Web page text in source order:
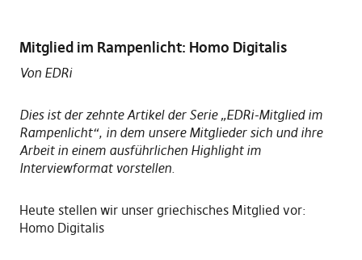
Mitglied im Rampenlicht: Homo Digitalis
Von EDRi
Dies ist der zehnte Artikel der Serie „EDRi-Mitglied im
Rampenlicht“, in dem unsere Mitglieder sich und ihre
Arbeit in einem ausführlichen Highlight im
Interviewformat vorstellen.
Heute stellen wir unser griechisches Mitglied vor:
Homo Digitalis